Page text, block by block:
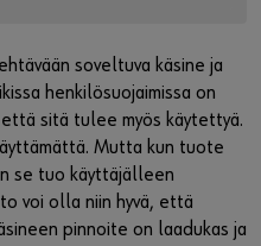
soveltuva käsine ja
henkilösuojaimissa on
sitä tulee myös käytettyä.
Mutta kun tuote
se tuo käyttäjälleen
voi olla niin hyvä, että
pinnoite on laadukas ja